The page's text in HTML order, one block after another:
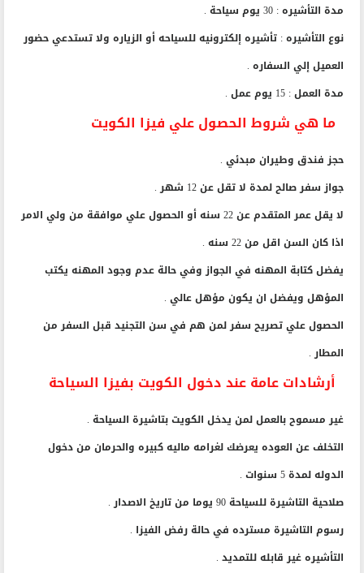
مدة التأشيره : 30 يوم سياحة .
نوع التأشيره : تأشيره إلكترونيه للسياحه أو الزياره ولا تستدعي حضور
العميل إلي السفاره .
مدة العمل : 15 يوم عمل .
ما هي شروط الحصول علي فيزا الكويت
حجز فندق وطيران مبدئي .
جواز سفر صالح لمدة لا تقل عن 12 شهر .
لا يقل عمر المتقدم عن 22 سنه أو الحصول علي موافقة من ولي الامر
اذا كان السن اقل من 22 سنه .
يفضل كتابة المهنه في الجواز وفي حالة عدم وجود المهنه يكتب
المؤهل ويفضل ان يكون مؤهل عالي .
الحصول علي تصريح سفر لمن هم في سن التجنيد قبل السفر من
المطار .
أرشادات عامة عند دخول الكويت بفيزا السياحة
غير مسموح بالعمل لمن يدخل الكويت بتاشيرة السياحة .
التخلف عن العوده يعرضك لغرامه ماليه كبيره والحرمان من دخول
الدوله لمدة 5 سنوات .
صلاحية التاشيرة للسياحة 90 يوما من تاريخ الاصدار .
رسوم التاشيرة مسترده في حالة رفض الفيزا .
التأشيره غير قابله للتمديد .